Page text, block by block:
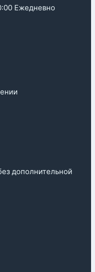
Ежедневно
дополнительной